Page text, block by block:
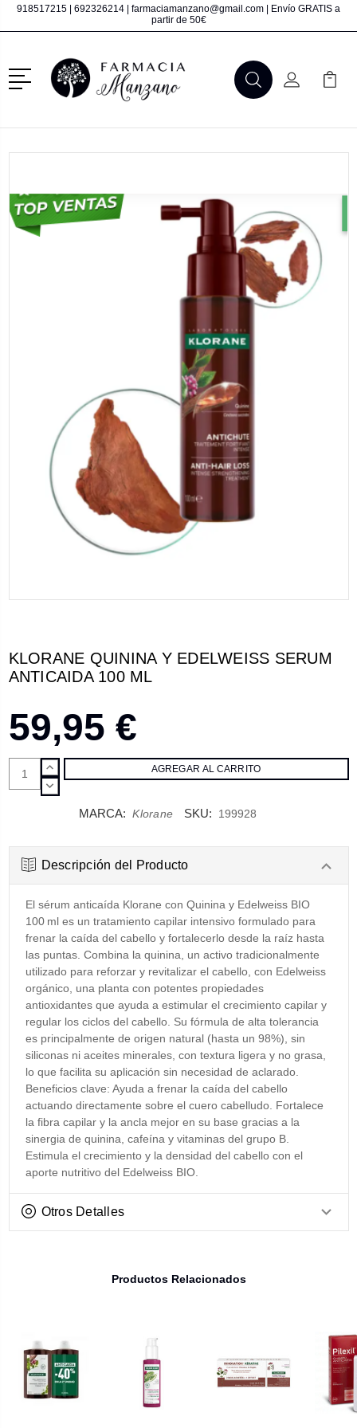
918517215 692326214 farmaciamanzano@gmail.com | Envío GRATIS a
partir de 50€
Menú
BuscarMi Cuenta
Mi
KLORANE QUININA Y EDELWEISS SERUM
ANTICAIDA 100 ML
59,95 €
AUMENTAR
CANTIDAD:
DISMINUIR
MARCA: Klorane SKU: 199928
Descripción del Producto
El sérum anticaída Klorane con Quinina y Edelweiss BIO
100 ml es un tratamiento capilar intensivo formulado para
frenar la caída del cabello y fortalecerlo desde la raíz hasta
las puntas. Combina la quinina, un activo tradicionalmente
utilizado para reforzar y revitalizar el cabello, con Edelweiss
orgánico, una planta con potentes propiedades
antioxidantes que ayuda a estimular el crecimiento capilar y
regular los ciclos del cabello. Su fórmula de alta tolerancia
es principalmente de origen natural (hasta un 98%), sin
siliconas ni aceites minerales, con textura ligera y no grasa,
lo que facilita su aplicación sin necesidad de aclarado.
Beneficios clave: Ayuda a frenar la caída del cabello
actuando directamente sobre el cuero cabelludo. Fortalece
la fibra capilar y la ancla mejor en su base gracias a la
sinergia de quinina, cafeína y vitaminas del grupo B.
Estimula el crecimiento y la densidad del cabello con el
aporte nutritivo del Edelweiss BIO.
Otros Detalles
Productos Relacionados